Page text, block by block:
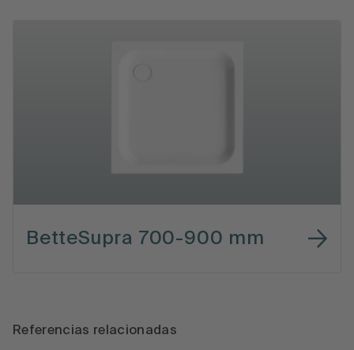
BetteSupra 700-900 mm
Referencias relacionadas